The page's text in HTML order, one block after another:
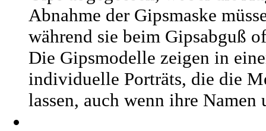
Abnahme der Gipsmaske
während sie beim Gipsabguß
Die Gipsmodelle zeigen in
individuelle Porträts, die die
lassen, auch wenn ihre